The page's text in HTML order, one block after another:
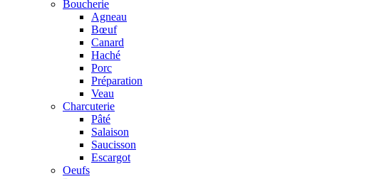
Boucherie
Agneau
Bœuf
Canard
Haché
Porc
Préparation
Veau
Charcuterie
Pâté
Salaison
Saucisson
Escargot
Oeufs